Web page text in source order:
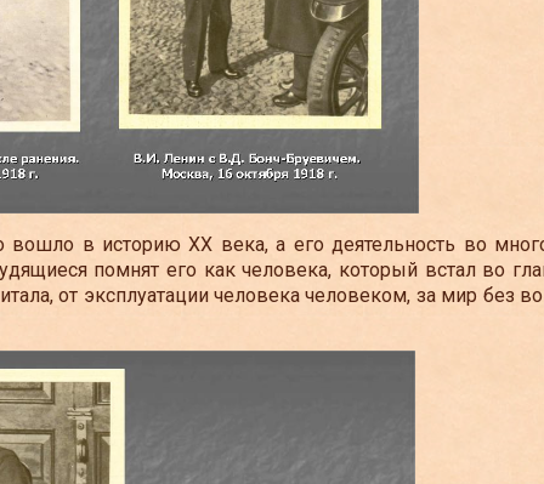
в историю ХХ века, а его деятельность во
помнят его как человека, который встал во
от эксплуатации человека человеком, за мир без